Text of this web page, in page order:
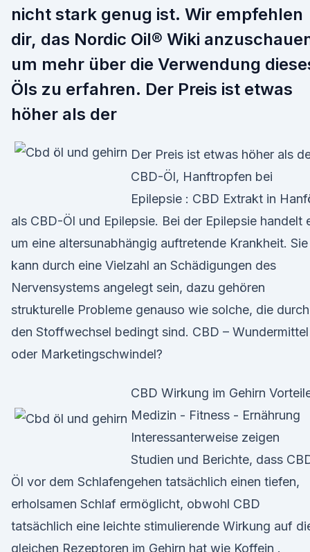
nicht stark genug ist. Wir empfehlen
dir, das Nordic Oil® Wiki
um mehr über die Verwendung
Öls zu erfahren. Der Preis ist etwas
höher als der
Der Preis ist etwas höher als
CBD-Öl, Hanftropfen bei
Epilepsie : CBD Extrakt in
als CBD-Öl und Epilepsie. Bei der Epilepsie handelt
um eine altersunabhängig auftretende Krankheit. Sie
kann durch eine Vielzahl an Schädigungen des
Nervensystems angelegt sein, dazu gehören
strukturelle Probleme genauso wie solche, die durch
den Stoffwechsel bedingt sind. CBD – Wundermittel
oder Marketingschwindel?
CBD Wirkung im Gehirn
Medizin - Fitness - Ernährung
Interessanterweise zeigen
Studien und Berichte, dass
Öl vor dem Schlafengehen tatsächlich einen tiefen,
erholsamen Schlaf ermöglicht, obwohl CBD
tatsächlich eine leichte stimulierende Wirkung auf
gleichen Rezeptoren im Gehirn hat wie Koffein .